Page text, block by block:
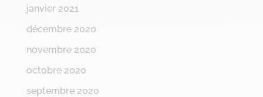
janvier 2021
décembre 2020
novembre 2020
octobre 2020
septembre 2020